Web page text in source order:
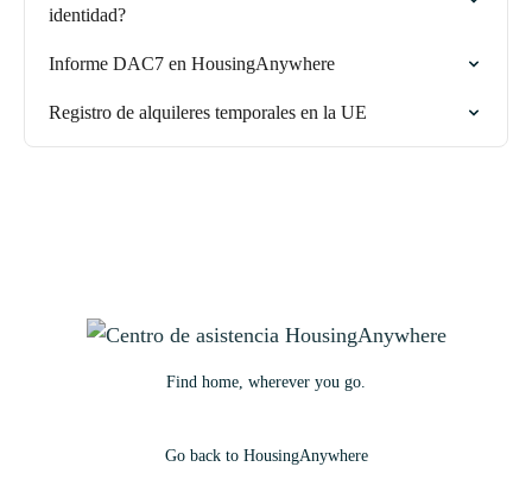
identidad?
Informe DAC7 en HousingAnywhere
Registro de alquileres temporales en la UE
Find home, wherever you go.
Go back to HousingAnywhere